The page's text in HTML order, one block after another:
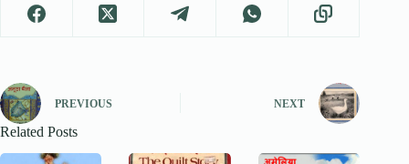
PREVIOUS NEXT
Related Posts